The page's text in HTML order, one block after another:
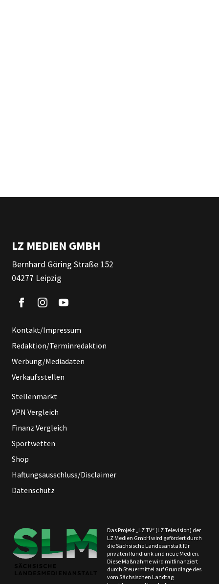
LZ MEDIEN GMBH
Bernhard Göring Straße 152
04277 Leipzig
Kontakt/Impressum
Redaktion/Terminredaktion
Werbung/Mediadaten
Verkaufsstellen
Stellenmarkt
VPN Vergleich
Finanz Vergleich
Sportwetten
Shop
Haftungsausschluss/Disclaimer
Datenschutz
Das Projekt „LZ TV“ (LZ Television) der
LZ Medien GmbH wird gefördert durch
die Sächsische Landesanstalt für
privaten Rundfunk und neue Medien.
Diese Maßnahme wird mitfinanziert
durch Steuermittel auf Grundlage des
vom Sächsischen Landtag